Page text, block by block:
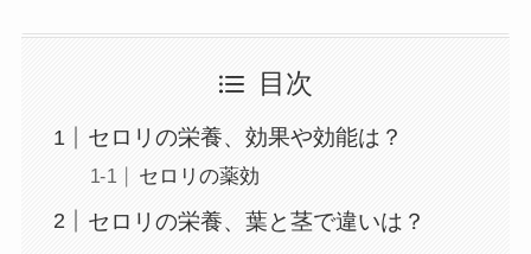
目次
セロリの栄養、効果や効能は？
セロリの薬効
セロリの栄養、葉と茎で違いは？